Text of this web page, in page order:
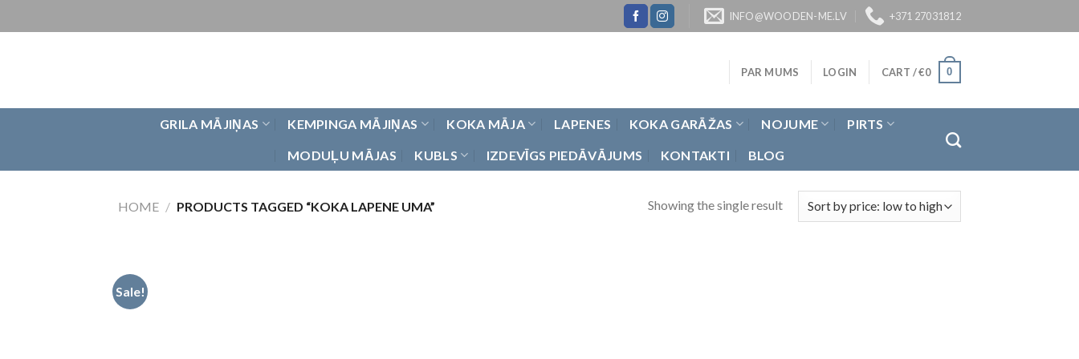
to
INFO@WOODEN-ME.LV +371 27031812
PAR MUMS LOGIN CART /€0 0
GRILA MĀJIŅAS KEMPINGA MĀJIŅAS KOKA MĀJA LAPENES KOKA GARĀŽAS NOJUME PIRTS
MODUĻU MĀJAS KUBLS IZDEVĪGS PIEDĀVĀJUMS KONTAKTI BLOG
HOME / PRODUCTS TAGGED “KOKA LAPENE UMA” Showing the single result
Sale!